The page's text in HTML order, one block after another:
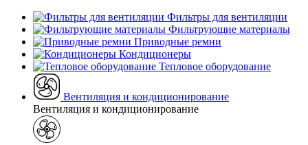
Фильтры для вентиляции
Фильтрующие материалы
Приводные ремни
Кондиционеры
Тепловое оборудование
Вентиляция и кондиционирование
Вентиляция и кондиционирование